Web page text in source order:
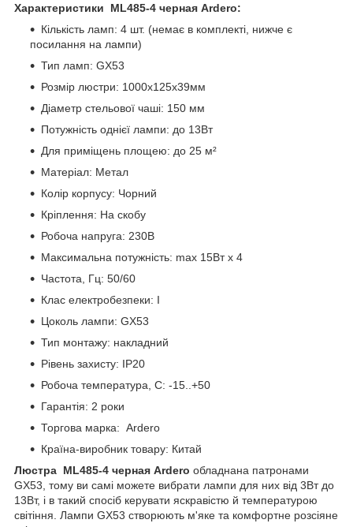
Характеристики ML485-4 черная Ardero:
Кількість ламп: 4 шт. (немає в комплекті, нижче є
посилання на лампи)
Тип ламп: GX53
Розмір люстри: 1000х125х39мм
Діаметр стельової чаші: 150 мм
Потужність однієї лампи: до 13Вт
Для приміщень площею: до 25 м²
Матеріал: Метал
Колір корпусу: Чорний
Кріплення: На скобу
Робоча напруга: 230В
Максимальна потужність: max 15Вт x 4
Частота, Гц: 50/60
Клас електробезпеки: І
Цоколь лампи: GX53
Тип монтажу: накладний
Рівень захисту: ІР20
Робоча температура, С: -15..+50
Гарантія: 2 роки
Торгова марка: Ardero
Країна-виробник товару: Китай
Люстра ML485-4 черная Ardero обладнана патронами
GX53, тому ви самі можете вибрати лампи для них від 3Вт до
13Вт, і в такий спосіб керувати яскравістю й температурою
світіння. Лампи GX53 створюють м'яке та комфортне розсіяне